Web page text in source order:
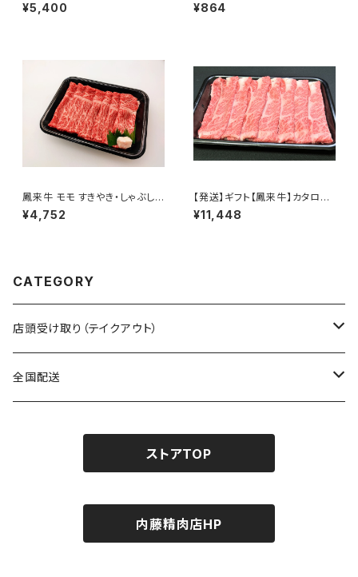
¥5,400 ¥864
鳳来牛 モモ すきやき・しゃぶしゃ
ぶ用 500g
¥4,752
【発送】ギフト【鳳来牛】カタロー
ス すき焼き・しゃぶしゃぶ肉（霜
降り）約800g （専用箱・熨斗）
¥11,448
CATEGORY
店頭受け取り（テイクアウト）
すき焼き・しゃぶしゃぶ用
バーベキューセット
全国配送
こだわりの調理器具
ストアTOP
内藤精肉店HP